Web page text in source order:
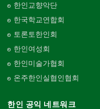
한인교향악단
한국학교연합회
토론토한인회
한인여성회
한인미술가협회
온주한인실협인협회
한인 공익 네트워크